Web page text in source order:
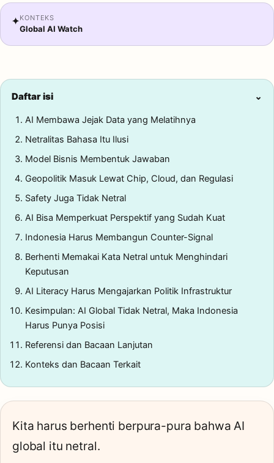
✦KONTEKS
Global AI Watch
Daftar isi ⌄
AI Membawa Jejak Data yang Melatihnya
Netralitas Bahasa Itu Ilusi
Model Bisnis Membentuk Jawaban
Geopolitik Masuk Lewat Chip, Cloud, dan Regulasi
Safety Juga Tidak Netral
AI Bisa Memperkuat Perspektif yang Sudah Kuat
Indonesia Harus Membangun Counter-Signal
Berhenti Memakai Kata Netral untuk Menghindari
Keputusan
AI Literacy Harus Mengajarkan Politik Infrastruktur
Kesimpulan: AI Global Tidak Netral, Maka Indonesia
Harus Punya Posisi
Referensi dan Bacaan Lanjutan
Konteks dan Bacaan Terkait
Kita harus berhenti berpura-pura bahwa AI
global itu netral.